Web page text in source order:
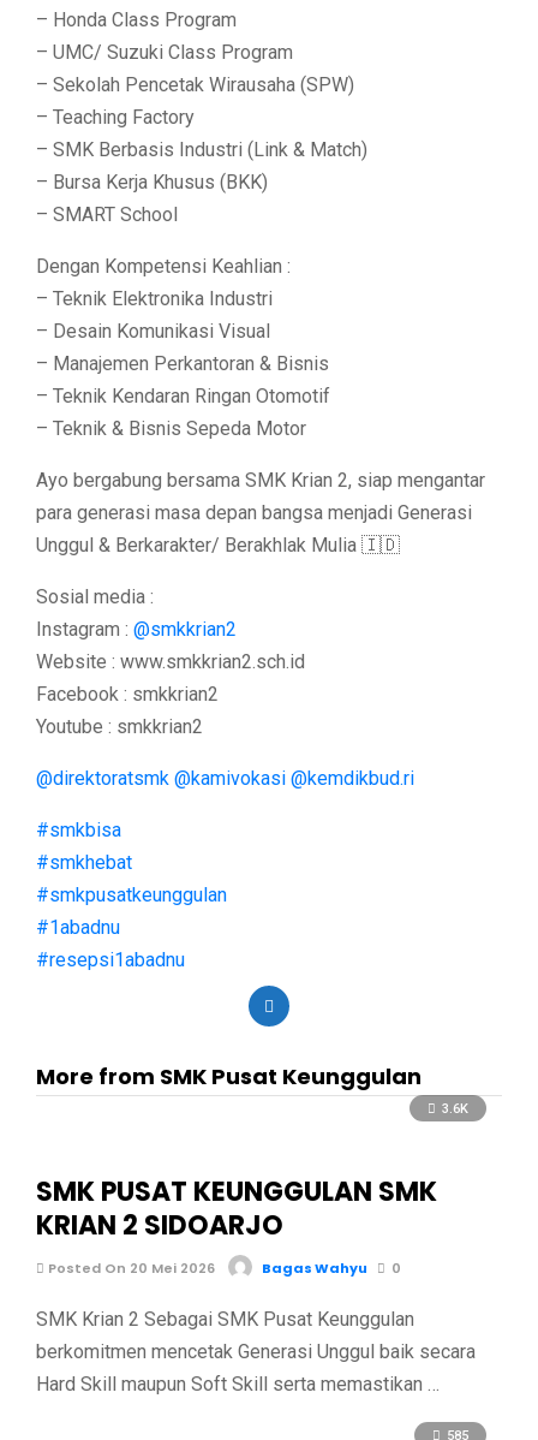
– Honda Class Program
– UMC/ Suzuki Class Program
– Sekolah Pencetak Wirausaha (SPW)
– Teaching Factory
– SMK Berbasis Industri (Link & Match)
– Bursa Kerja Khusus (BKK)
– SMART School
Dengan Kompetensi Keahlian :
– Teknik Elektronika Industri
– Desain Komunikasi Visual
– Manajemen Perkantoran & Bisnis
– Teknik Kendaran Ringan Otomotif
– Teknik & Bisnis Sepeda Motor
Ayo bergabung bersama SMK Krian 2, siap mengantar
para generasi masa depan bangsa menjadi Generasi
Unggul & Berkarakter/ Berakhlak Mulia 🇮🇩
Sosial media :
Instagram : @smkkrian2
Website : www.smkkrian2.sch.id
Facebook : smkkrian2
Youtube : smkkrian2
@direktoratsmk @kamivokasi @kemdikbud.ri
#smkbisa
#smkhebat
#smkpusatkeunggulan
#1abadnu
#resepsi1abadnu
More from SMK Pusat Keunggulan
3.6K
SMK PUSAT KEUNGGULAN SMK
KRIAN 2 SIDOARJO
Posted On 20 Mei 2026 Bagas Wahyu 0
SMK Krian 2 Sebagai SMK Pusat Keunggulan
berkomitmen mencetak Generasi Unggul baik secara
Hard Skill maupun Soft Skill serta memastikan …
585